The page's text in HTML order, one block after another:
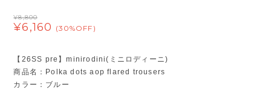
¥8,800
¥6,160 (30%OFF)
【26SS pre】minirodini(ミニロディーニ)
商品名：Polka dots aop flared trousers
カラー：ブルー